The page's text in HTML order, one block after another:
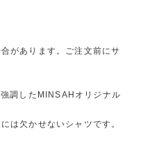
があります。ご注文前にサ
調したMINSAHオリジナル
は欠かせないシャツです。